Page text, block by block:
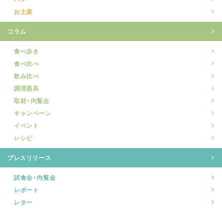
お土産
コラム
食べ歩き
食べ比べ
飲み比べ
調理器具
取材・内覧会
キャンペーン
イベント
レシピ
プレスリリース
試食会・内覧会
レポート
レター